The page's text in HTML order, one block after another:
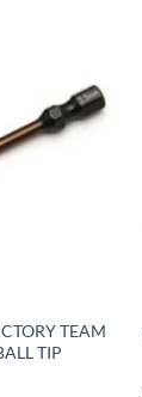
TEAM
TIP